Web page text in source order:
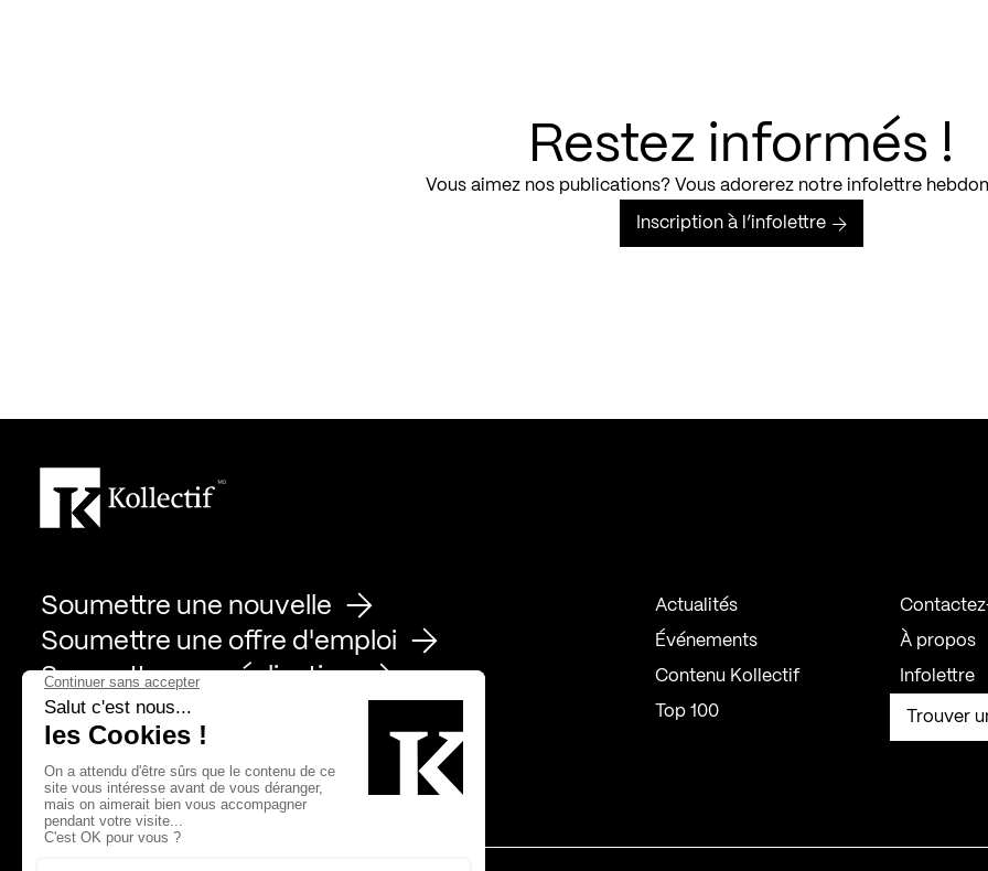
Restez informés !
Vous aimez nos publications? Vous adorerez notre infolettre
Inscription à l’infolettre
Soumettre une nouvelle
Soumettre une offre d'emploi
Soumettre une réalisation
Actualités
Événements
Contenu Kollectif
Top 100
À propos
Infolettre
Trouver
Page Facebook de Kollectif
Page Instagram de Kollectif
Page Linkedin de Kollectif